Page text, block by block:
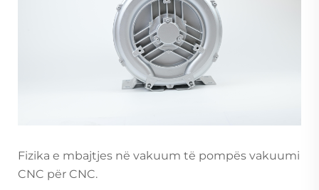
Fizika e mbajtjes në vakuum të pompës vakuumi
CNC për CNC.